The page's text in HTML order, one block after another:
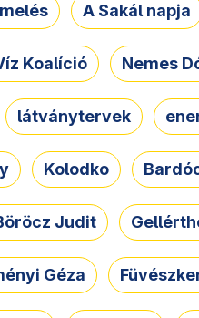
A Sakál napja
Koalíció Nemes
látványtervek
Kolodko
Judit
Géza